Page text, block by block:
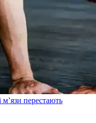
м’язи перестають